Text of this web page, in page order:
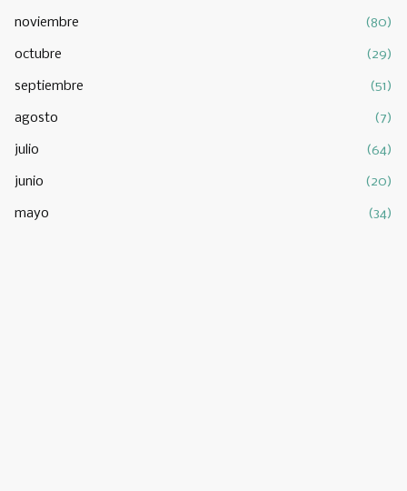
noviembre (80)
octubre (29)
septiembre (51)
agosto (7)
julio (64)
junio (20)
mayo (34)